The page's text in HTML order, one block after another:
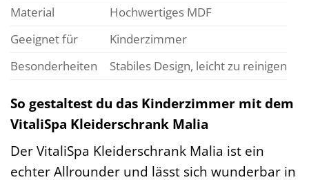
Material
Hochwertiges MDF
Geeignet für
Kinderzimmer
Besonderheiten
Stabiles Design, leicht zu reinigen
So gestaltest du das Kinderzimmer mit dem
VitaliSpa Kleiderschrank Malia
Der VitaliSpa Kleiderschrank Malia ist ein
echter Allrounder und lässt sich wunderbar in